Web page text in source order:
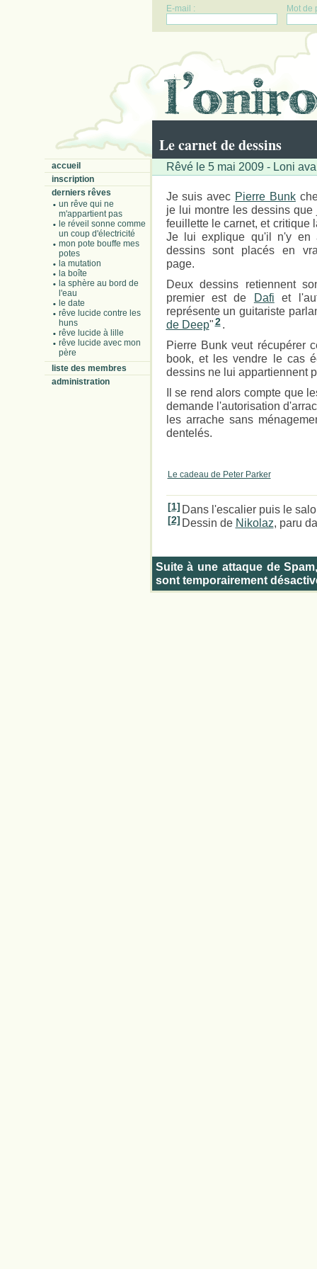
E-mail : Mot de
Le carnet de dessins
accueil
inscription
derniers rêves
un rêve qui ne
m'appartient pas
le réveil sonne comme
un coup d'électricité
mon pote bouffe mes
potes
la mutation
la boîte
la sphère au bord de
l'eau
le date
rêve lucide contre les
huns
rêve lucide à lille
rêve lucide avec mon
père
liste des membres
administration
Rêvé le 5 mai 2009 - Loni
Je suis avec Pierre Bunk
je lui montre les dessins que
feuillette le carnet, et critique
Je lui explique qu'il n'y en
dessins sont placés en
page.
Deux dessins retiennent
premier est de Dafi et
représente un guitariste
de Deep" 2 .
Pierre Bunk veut récupérer
book, et les vendre le cas
dessins ne lui appartiennent
Il se rend alors compte que
demande l'autorisation
les arrache sans
dentelés.
Le cadeau de Peter Parker
[1] Dans l'escalier puis le
[2] Dessin de Nikolaz, paru
Suite à une attaque de
sont temporairement